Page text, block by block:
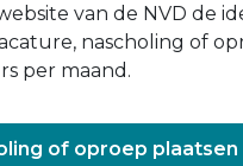
van de NVD de
nascholing of
per maand.
of oproep plaatsen